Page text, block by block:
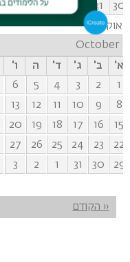
30
31
1
3
4
אוקטובר
October
א'
ב' ג' ד' ה ו'
1
2
3
4
5
6
8
9
10
11
12
13
15
16
17
18
19
20
22
23
24
25
26
27
29
30
31
1
2
3
דפדוף
‹‹ הקודם